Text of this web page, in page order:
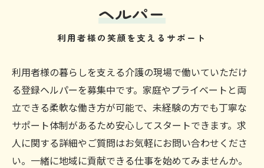
ヘルパー
利用者様の笑顔を支えるサポート
利用者様の暮らしを支える介護の現場で働いていただけ
る登録ヘルパーを募集中です。家庭やプライベートと両
立できる柔軟な働き方が可能で、未経験の方でも丁寧な
サポート体制があるため安心してスタートできます。求
人に関する詳細やご質問はお気軽にお問い合わせくださ
い。一緒に地域に貢献できる仕事を始めてみませんか。